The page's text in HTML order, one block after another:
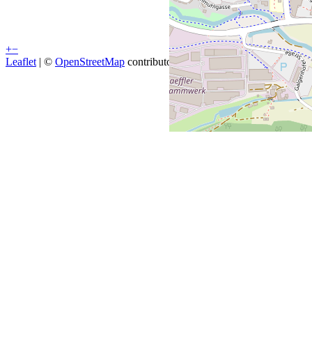
+−
Leaflet | © OpenStreetMap contributors